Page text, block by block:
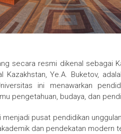
secara resmi dikenal sebagai
Kazakhstan, Ye.A. Buketov,
ini menawarkan
pengetahuan, budaya, dan
pusat pendidikan
dan pendekatan modern